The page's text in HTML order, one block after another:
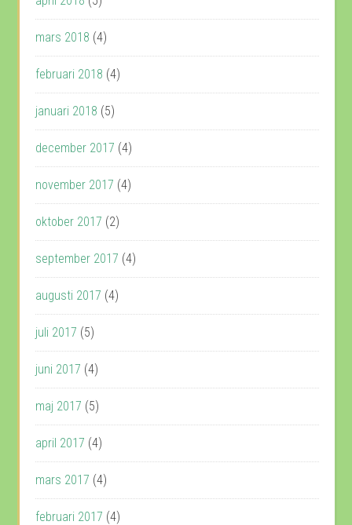
mars 2018 (4)
februari 2018 (4)
januari 2018 (5)
december 2017 (4)
november 2017 (4)
oktober 2017 (2)
september 2017 (4)
augusti 2017 (4)
juli 2017 (5)
juni 2017 (4)
maj 2017 (5)
april 2017 (4)
mars 2017 (4)
februari 2017 (4)